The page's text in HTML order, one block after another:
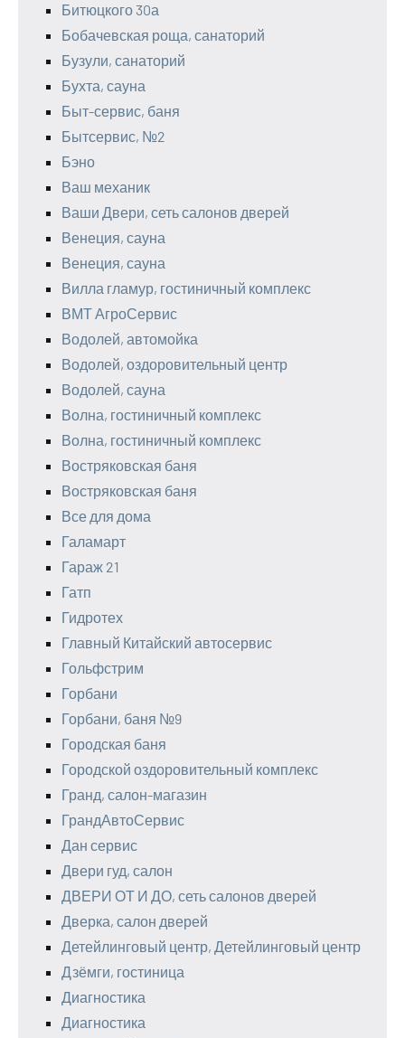
Битюцкого 30а
Бобачевская роща, санаторий
Бузули, санаторий
Бухта, сауна
Быт-сервис, баня
Бытсервис, №2
Бэно
Ваш механик
Ваши Двери, сеть салонов дверей
Венеция, сауна
Венеция, сауна
Вилла гламур, гостиничный комплекс
ВМТ АгроСервис
Водолей, автомойка
Водолей, оздоровительный центр
Водолей, сауна
Волна, гостиничный комплекс
Волна, гостиничный комплекс
Востряковская баня
Востряковская баня
Все для дома
Галамарт
Гараж 21
Гатп
Гидротех
Главный Китайский автосервис
Гольфстрим
Горбани
Горбани, баня №9
Городская баня
Городской оздоровительный комплекс
Гранд, салон-магазин
ГрандАвтоСервис
Дан сервис
Двери гуд, салон
ДВЕРИ ОТ И ДО, сеть салонов дверей
Дверка, салон дверей
Детейлинговый центр, Детейлинговый центр
Дзёмги, гостиница
Диагностика
Диагностика